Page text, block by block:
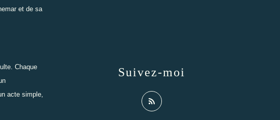
et de sa
Chaque
acte simple,
Suivez-moi